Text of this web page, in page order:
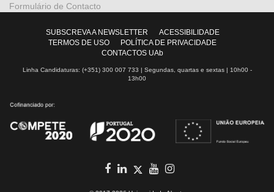
Formulário de Contacto
SUBSCREVA A NEWSLETTER
ACESSIBILIDADE
TERMOS DE USO
POLÍTICA DE PRIVACIDADE
CONTACTOS UAb
Linha Candidaturas: (+351) 300 007 733 | Segundas, quartas e sextas | 10h00 -
13h00
Twitter